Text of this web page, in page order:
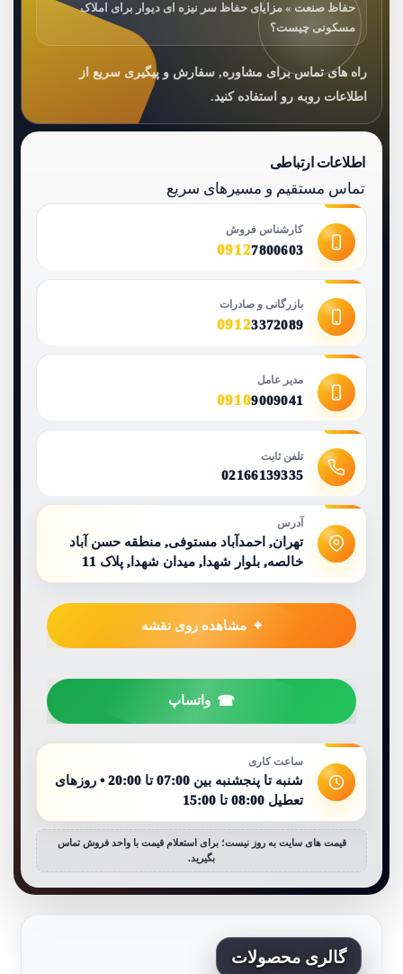
حفاظ صنعت » مزایای حفاظ سر نیزه ای دیوار برای املاک
مسکونی چیست؟
راه های تماس برای مشاوره, سفارش و پیگیری سریع از
اطلاعات روبه رو استفاده کنید.
اطلاعات ارتباطی
تماس مستقیم و مسیرهای سریع
کارشناس فروش
09127800603
بازرگانی و صادرات
09123372089
مدیر عامل
09109009041
تلفن ثابت
02166139335
آدرس
تهران, احمدآباد مستوفی, منطقه حسن آباد
خالصه, بلوار شهدا, میدان شهدا, پلاک 11
مشاهده روی نقشه
واتساپ
ساعت کاری
شنبه تا پنجشنبه بین 07:00 تا 20:00 • روزهای
تعطیل 08:00 تا 15:00
قیمت های سایت به روز نیست؛ برای استعلام قیمت با واحد فروش تماس
بگیرید.
گالری محصولات